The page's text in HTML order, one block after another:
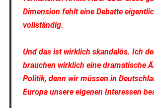
Dimension fehlt eine Debatte
vollständig.
Und das ist wirklich skandalös. Ich
brauchen wirklich eine dramatische
Politik, denn wir müssen in
Europa unsere eigenen Interessen